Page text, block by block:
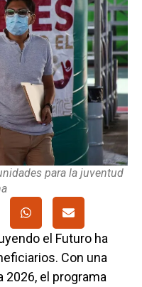
para la juventud
el Futuro ha
Con una
2026, el programa